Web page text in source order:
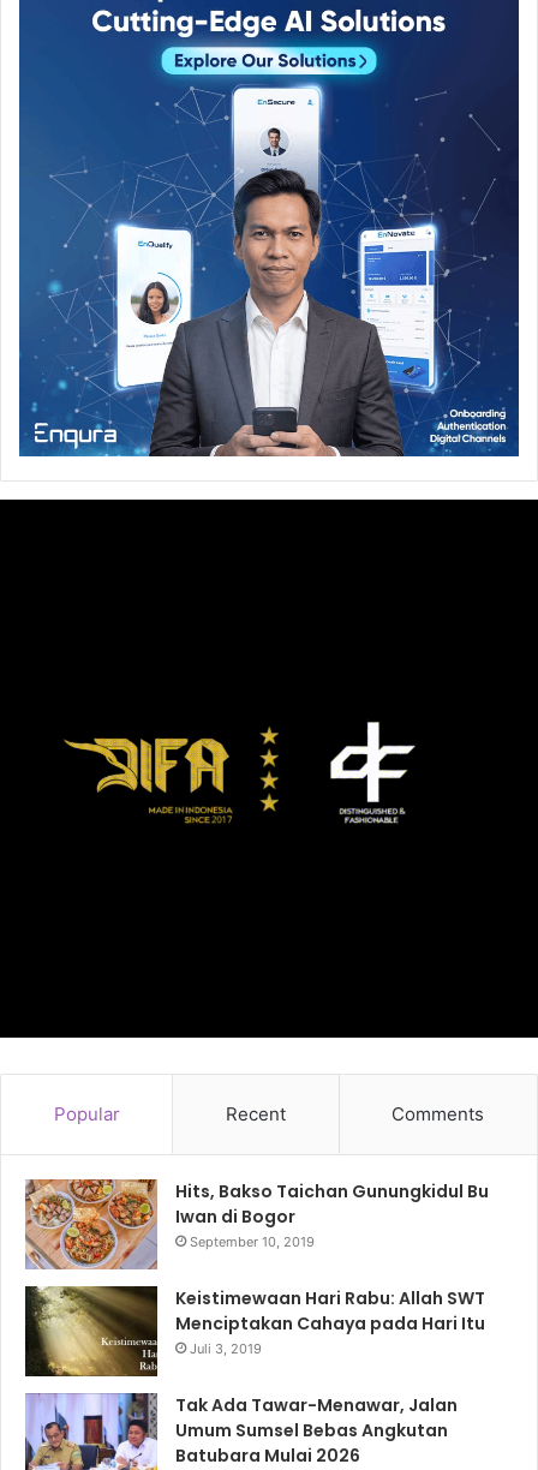
Popular Recent Comments
Hits, Bakso Taichan Gunungkidul Bu
Iwan di Bogor
September 10, 2019
Keistimewaan Hari Rabu: Allah SWT
Menciptakan Cahaya pada Hari Itu
Juli 3, 2019
Tak Ada Tawar-Menawar, Jalan
Umum Sumsel Bebas Angkutan
Batubara Mulai 2026